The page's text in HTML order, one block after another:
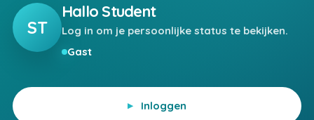
ST
Hallo Student
Log in om je persoonlijke status te bekijken.
Gast
Inloggen